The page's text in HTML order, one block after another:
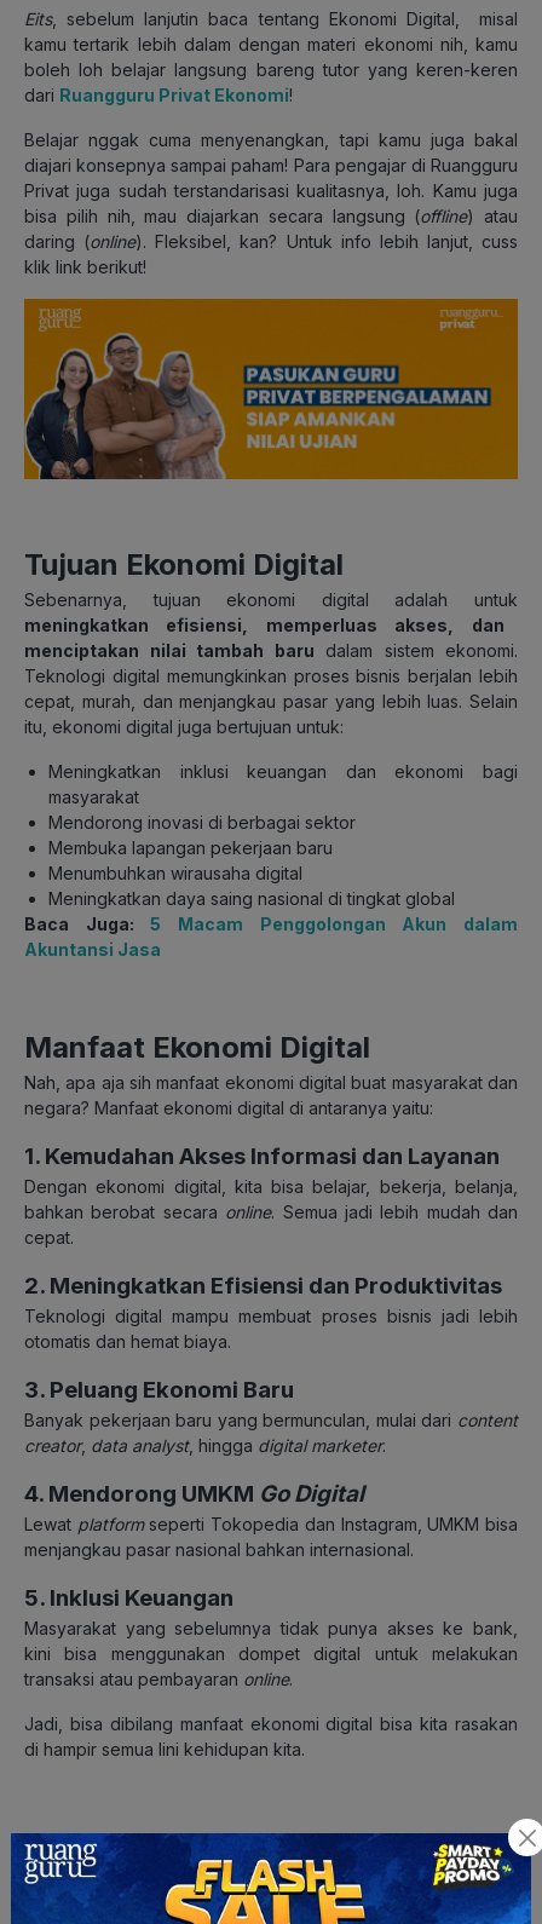
Eits, sebelum lanjutin baca tentang Ekonomi Digital, misal
kamu tertarik lebih dalam dengan materi ekonomi nih, kamu
boleh loh belajar langsung bareng tutor yang keren-keren
dari Ruangguru Privat Ekonomi!
Belajar nggak cuma menyenangkan, tapi kamu juga bakal
diajari konsepnya sampai paham! Para pengajar di Ruangguru
Privat juga sudah terstandarisasi kualitasnya, loh. Kamu juga
bisa pilih nih, mau diajarkan secara langsung (offline) atau
daring (online). Fleksibel, kan? Untuk info lebih lanjut, cuss
klik link berikut!
Tujuan Ekonomi Digital
Sebenarnya, tujuan ekonomi digital adalah untuk
meningkatkan efisiensi, memperluas akses, dan
menciptakan nilai tambah baru dalam sistem ekonomi.
Teknologi digital memungkinkan proses bisnis berjalan lebih
cepat, murah, dan menjangkau pasar yang lebih luas. Selain
itu, ekonomi digital juga bertujuan untuk:
Meningkatkan inklusi keuangan dan ekonomi bagi
masyarakat
Mendorong inovasi di berbagai sektor
Membuka lapangan pekerjaan baru
Menumbuhkan wirausaha digital
Meningkatkan daya saing nasional di tingkat global
Baca Juga:5 Macam Penggolongan Akun dalam
Akuntansi Jasa
Manfaat Ekonomi Digital
Nah, apa aja sih manfaat ekonomi digital buat masyarakat dan
negara? Manfaat ekonomi digital di antaranya yaitu:
1. Kemudahan Akses Informasi dan Layanan
Dengan ekonomi digital, kita bisa belajar, bekerja, belanja,
bahkan berobat secara online. Semua jadi lebih mudah dan
cepat.
2. Meningkatkan Efisiensi dan Produktivitas
Teknologi digital mampu membuat proses bisnis jadi lebih
otomatis dan hemat biaya.
3. Peluang Ekonomi Baru
Banyak pekerjaan baru yang bermunculan, mulai dari content
creator, data analyst, hingga digital marketer.
4. Mendorong UMKM Go Digital
Lewat platform seperti Tokopedia dan Instagram, UMKM bisa
menjangkau pasar nasional bahkan internasional.
5. Inklusi Keuangan
Masyarakat yang sebelumnya tidak punya akses ke bank,
kini bisa menggunakan dompet digital untuk melakukan
transaksi atau pembayaran online.
Jadi, bisa dibilang manfaat ekonomi digital bisa kita rasakan
di hampir semua lini kehidupan kita.
Karakteristik dan Ciri-Ciri Ekonomi
Digital